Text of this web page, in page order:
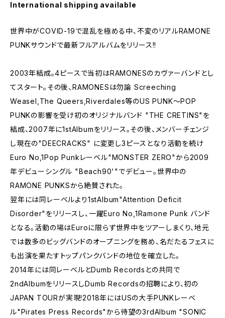
International shipping available
世界中がCOVID-19で混乱を極める中、不変のリアルRAMONE
PUNKサウンドで最新フルアルバムをリリース!!
2003年結成。4ピースで当初はRAMONESのカヴァーバンドとし
てスタート。その後、RAMONESは勿論 Screeching
Weasel,The Queers,Riverdales等のUS PUNK～POP
PUNKの影響を受け初のオリジナルバンド "THE CRETINS"を
結成、2007年に1stAlbumをリリース。その後、メンバーチェンジ
し現在の"DEECRACKS" に変更し3ピースとなり活動を続け
Euro No,1Pop Punkレーベル"MONSTER ZERO"から2009
年デビューシングル "Beach90'"でデビュー。世界中の
RAMONE PUNKSから絶賛された。
翌年には同レーベルより1stAlbum"Attention Deficit
Disorder"をリリースし、一躍Euro No,1Ramone Punk バンド
となる。活動の場はEuroに限らず世界中をツアーしまくり、地元
では数多のビッグバンドのオープニングを務め、名だたるフェスに
も出演を果たすトップパンクバンドの地位を確立した。
2014年には同レーベルとDumb Recordsとの共同で
2ndAlbumをリリースしDumb Recordsの招聘により、初の
JAPAN TOURが実現!2018年にはUSの大手PUNKレーベ
ル"Pirates Press Records"から待望の3rdAlbum "SONIC